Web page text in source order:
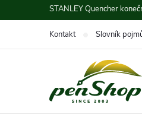
na
STANLEY Quencher
Kontakt Slovník